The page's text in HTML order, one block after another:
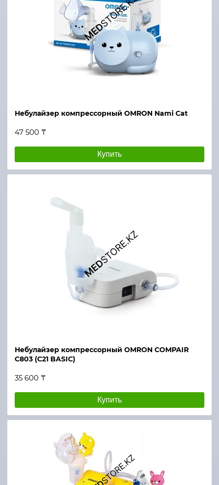
Небулайзер компрессорный OMRON Nami Cat
47 500 ₸
Купить
Небулайзер компрессорный OMRON COMPAIR
C803 (C21 BASIC)
35 600 ₸
Купить